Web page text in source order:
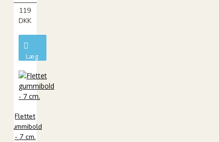
119
DKK
Læg
kurv
Flettet
gummibold
- 7 cm.